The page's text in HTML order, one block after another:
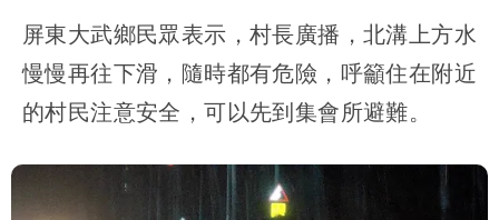
屏東大武鄉民眾表示，村長廣播，北溝上方水
慢慢再往下滑，隨時都有危險，呼籲住在附近
的村民注意安全，可以先到集會所避難。